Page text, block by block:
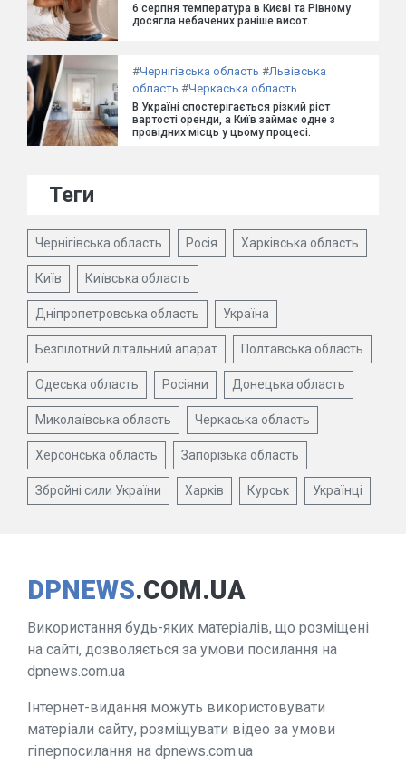
6 серпня температура в Києві та Рівному
досягла небачених раніше висот.
#Чернігівська область #Львівська
область #Черкаська область
В Україні спостерігається різкий ріст
вартості оренди, а Київ займає одне з
провідних місць у цьому процесі.
Теги
Чернігівська область Росія Харківська область
Київ Київська область
Дніпропетровська область Україна
Безпілотний літальний апарат Полтавська область
Одеська область Росіяни Донецька область
Миколаївська область Черкаська область
Херсонська область Запорізька область
Збройні сили України Харків Курськ Українці
DPNEWS.COM.UA
Використання будь-яких матеріалів, що розміщені
на сайті, дозволяється за умови посилання на
dpnews.com.ua
Інтернет-видання можуть використовувати
матеріали сайту, розміщувати відео за умови
гіперпосилання на dpnews.com.ua